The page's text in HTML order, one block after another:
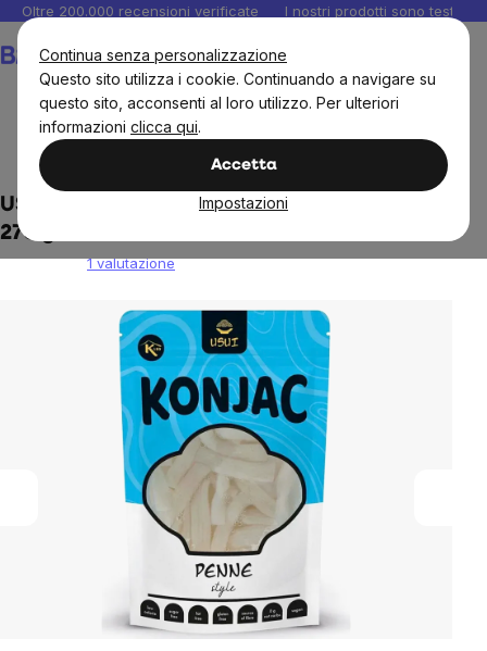
Continua senza personalizzazione
Questo sito utilizza i cookie. Continuando a navigare su
questo sito, acconsenti al loro utilizzo. Per ulteriori
informazioni clicca qui.
Accetta
Impostazioni
Salta
contenuto
Oltre 200.000 recensioni verificate I nostri prodotti sono testati
Cucinare e cuocere
USUI Konjac, penne di konjac in salamoia,
270 g
1 valutazione